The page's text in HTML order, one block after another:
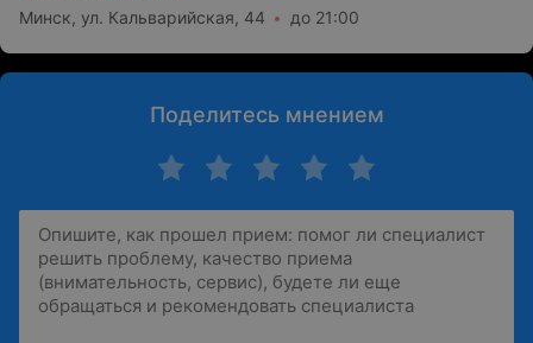
Минск, ул. Кальварийская, 44 до 21:00
Поделитесь мнением